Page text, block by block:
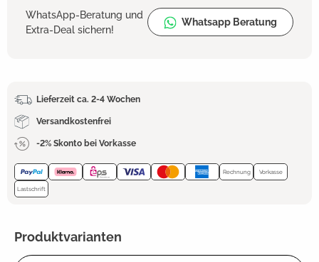
WhatsApp-Beratung und
Extra-Deal sichern!
Whatsapp Beratung
Lieferzeit ca. 2-4 Wochen
Versandkostenfrei
-2% Skonto bei Vorkasse
Rechnung Vorkasse
Lastschrift
Produktvarianten